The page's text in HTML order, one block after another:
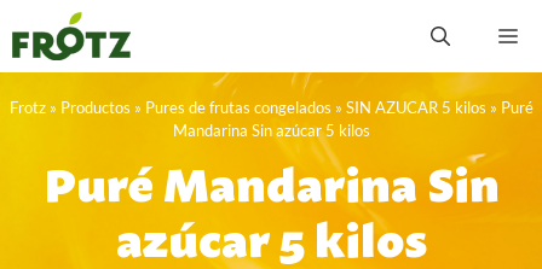
contenido
Frotz» Productos » Pures de frutas congelados » SIN AZUCAR 5 kilos » Puré
Mandarina Sin azúcar 5 kilos
Puré Mandarina Sin
azúcar 5 kilos